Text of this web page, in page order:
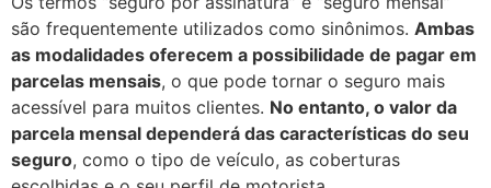
são frequentemente utilizados como sinônimos. Ambas
as modalidades oferecem a possibilidade de pagar em
parcelas mensais, o que pode tornar o seguro mais
acessível para muitos clientes. No entanto, o valor da
parcela mensal dependerá das características do seu
seguro, como o tipo de veículo, as coberturas